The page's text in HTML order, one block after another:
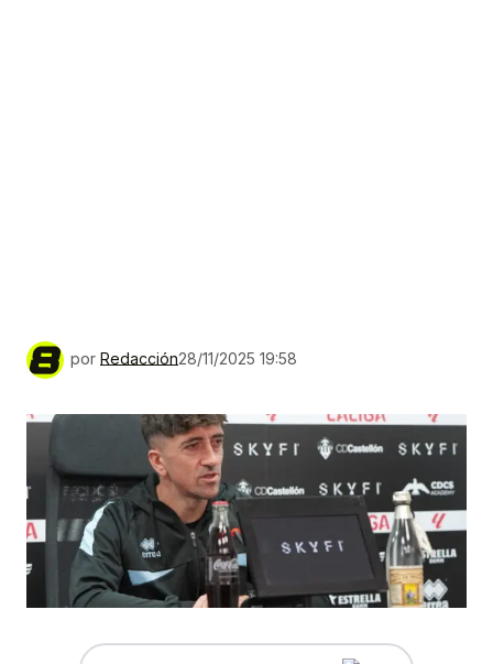
por Redacción28/11/2025 19:58